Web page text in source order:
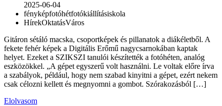
2025-06-04
fényképfotóhétfotókiállításiskola
HírekOktatásVáros
Gitáron sétáló macska, csoportképek és pillanatok a diákéletből. A
fekete fehér képek a Digitális Erőmű nagycsarnokában kaptak
helyet. Ezeket a SZIKSZI tanulói készítették a fotóhéten, analóg
eszközökkel. „A gépet egyszerű volt használni. Le voltak előre írva
a szabályok, például, hogy nem szabad kinyitni a gépet, ezért nekem
csak célozni kellett és megnyomni a gombot. Szórakozásból […]
Elolvasom